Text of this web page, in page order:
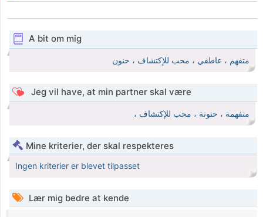
A bit om mig
متفهم ، عاطفي ، محب للإكتشاف ، حنون
Jeg vil have, at min partner skal være
متفهمة ، حنونة ، محب للإكتشاف ،
Mine kriterier, der skal respekteres
Ingen kriterier er blevet tilpasset
Lær mig bedre at kende